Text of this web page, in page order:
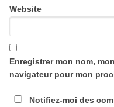
Website
Enregistrer mon nom,
navigateur pour mon
Notifiez-moi des